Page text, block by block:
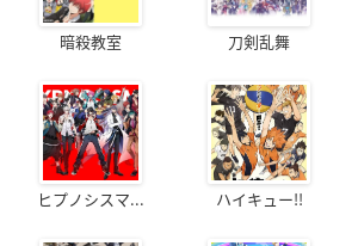
暗殺教室 刀剣乱舞
ヒプノシスマ... ハイキュー!!